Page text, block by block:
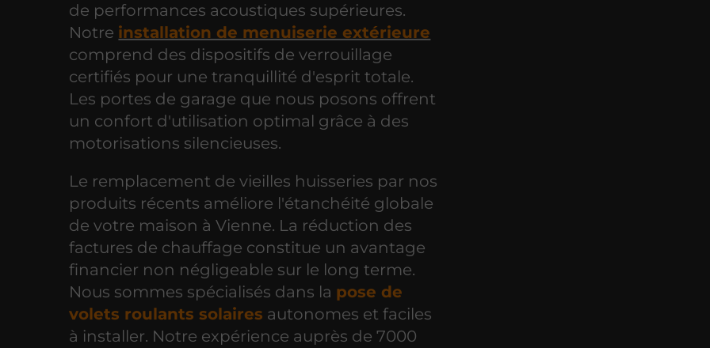
de performances acoustiques supérieures.
Notre installation de menuiserie extérieure
comprend des dispositifs de verrouillage
certifiés pour une tranquillité d'esprit totale.
Les portes de garage que nous posons offrent
un confort d'utilisation optimal grâce à des
motorisations silencieuses.
Le remplacement de vieilles huisseries par nos
produits récents améliore l'étanchéité globale
de votre maison à Vienne. La réduction des
factures de chauffage constitue un avantage
financier non négligeable sur le long terme.
Nous sommes spécialisés dans la pose de
volets roulants solaires autonomes et faciles
à installer. Notre expérience auprès de 7000